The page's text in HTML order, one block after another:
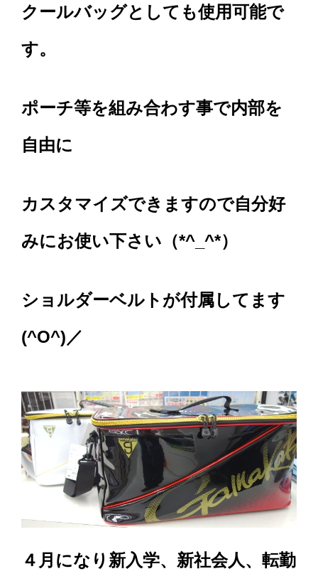
クールバッグとしても使用可能で
す。
ポーチ等を組み合わす事で内部を
自由に
カスタマイズできますので自分好
みにお使い下さい（*^_^*）
ショルダーベルトが付属してます
(^O^)／
４月になり新入学、新社会人、転勤